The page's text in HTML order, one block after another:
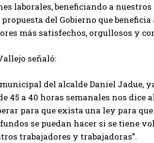
laborales, beneficiando a
del Gobierno que beneficia
más satisfechos, orgullosos y
señaló:
del alcalde Daniel Jadue,
45 a 40 horas semanales nos dice
para que exista una ley para
se puedan hacer si se tiene
trabajadores y trabajadoras”.